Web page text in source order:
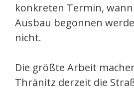
konkreten Termin,
Ausbau begonnen
nicht.
Die größte Arbeit
Thränitz derzeit die